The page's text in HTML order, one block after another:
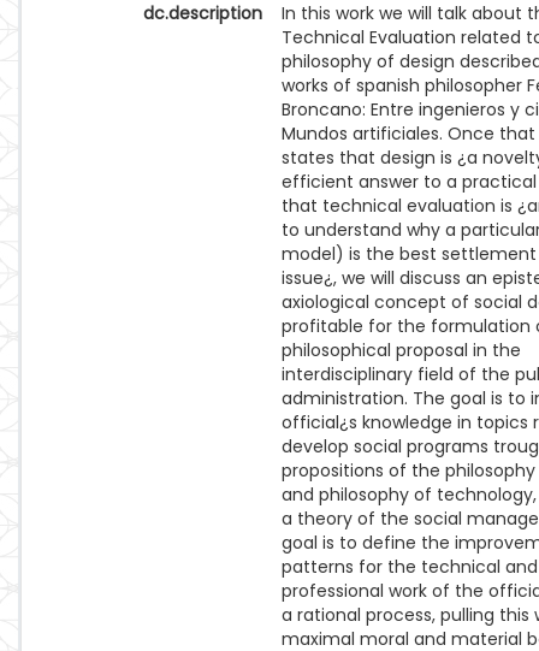
dc.description
In this work we will talk about
Technical Evaluation related
philosophy of design
works of spanish philosopher
Broncano: Entre ingenieros y
Mundos artificiales. Once
states that design is ¿a
efficient answer to a practical
that technical evaluation is
to understand why a
model) is the best
issue¿, we will discuss an
axiological concept of social
profitable for the formulation
philosophical proposal in the
interdisciplinary field of the
administration. The goal is to
official¿s knowledge in topics
develop social programs
propositions of the
and philosophy of
a theory of the social
goal is to define the
patterns for the technical and
professional work of the
a rational process, pulling this
maximal moral and material